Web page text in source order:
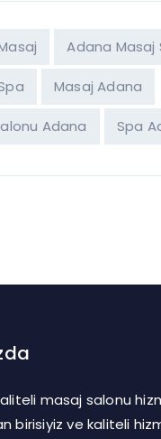
Adana Masaj
Masaj Adana
Adana Spa
masaj salonu
birisiyiz ve kaliteli